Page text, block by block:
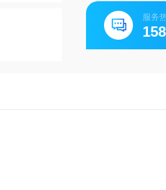
服务